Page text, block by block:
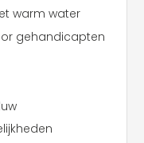
warm water
gehandicapten